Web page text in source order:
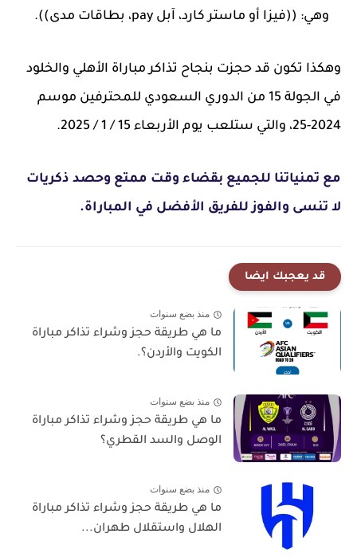
وهي: ((فيزا أو ماستر كارد، آبل pay، بطاقات مدى)).
وهكذا تكون قد حجزت بنجاح تذاكر مباراة الأهلي والخلود
في الجولة 15 من الدوري السعودي للمحترفين موسم
2024-25، والتي ستلعب يوم الأربعاء 15 / 1 / 2025.
مع تمنياتنا للجميع بقضاء وقت ممتع وحصد ذكريات
لا تنسى والفوز للفريق الأفضل في المباراة.
قد يعجبك ايضا
منذ بضع سنوات
ما هي طريقة حجز وشراء تذاكر مباراة
الكويت والأردن؟.
منذ بضع سنوات
ما هي طريقة حجز وشراء تذاكر مباراة
الوصل والسد القطري؟
منذ بضع سنوات
ما هي طريقة حجز وشراء تذاكر مباراة
الهلال واستقلال طهران...